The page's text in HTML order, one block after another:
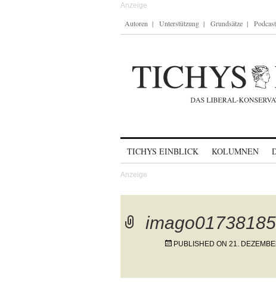
Autoren Unterstützung Grundsätze Podcast
TICHYS EINBLICK KOLUMNEN
PUBLISHED ON 21.